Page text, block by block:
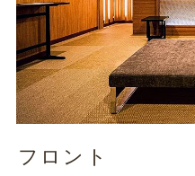
フロント